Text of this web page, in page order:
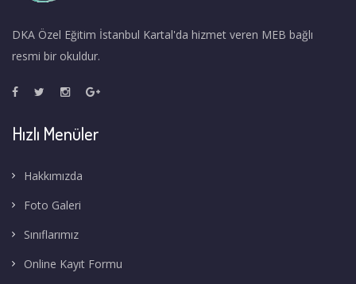
DKA Özel Eğitim İstanbul Kartal'da hizmet veren MEB bağlı
resmi bir okuldur.
Hızlı Menüler
Hakkımızda
Foto Galeri
Sınıflarımız
Online Kayıt Formu